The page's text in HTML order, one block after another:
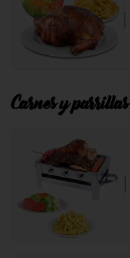
Carnes y parrillas